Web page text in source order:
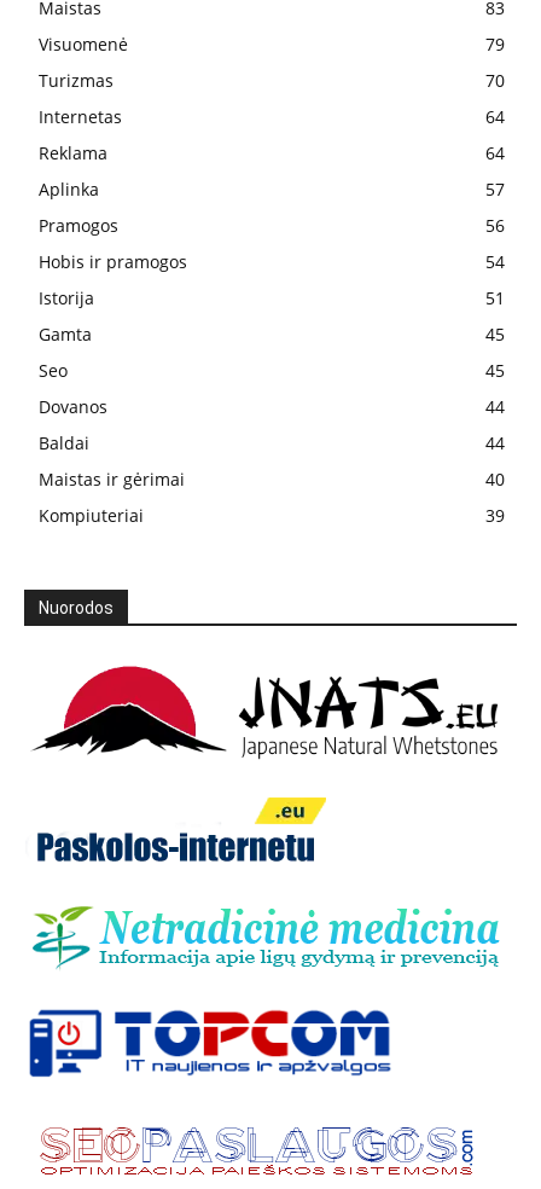
Maistas
83
Visuomenė
79
Turizmas
70
Internetas
64
Reklama
64
Aplinka
57
Pramogos
56
Hobis ir pramogos
54
Istorija
51
Gamta
45
Seo
45
Dovanos
44
Baldai
44
Maistas ir gėrimai
40
Kompiuteriai
39
Nuorodos